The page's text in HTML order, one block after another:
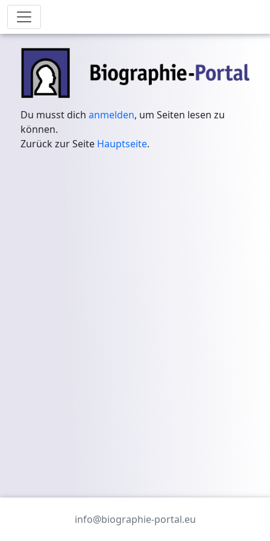
Du musst dichanmelden, um Seiten lesen zu
können.
Zurück zur Seite Hauptseite.
info@biographie-portal.eu